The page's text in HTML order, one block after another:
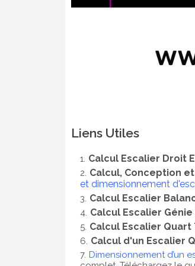
Liens Utiles
Calcul Escalier Droit
Calcul, Conception
et dimensionnement
Calcul Escalier
Calcul Escalier
Calcul Escalier
Calcul d'un Escalier
Dimensionnement d’un